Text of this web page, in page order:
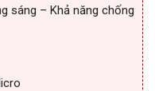
sáng – Khả năng chống